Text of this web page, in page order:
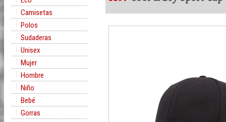
Camisetas
Polos
Sudaderas
Unisex
Mujer
Hombre
Niño
Bebé
Gorras